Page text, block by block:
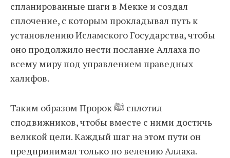
спланированные шаги в Мекке и создал
сплочение, с которым прокладывал путь к
установлению Исламского Государства, чтобы
оно продолжило нести послание Аллаха по
всему миру под управлением праведных
халифов.
Таким образом Пророк ﷺ сплотил
сподвижников, чтобы вместе с ними достичь
великой цели. Каждый шаг на этом пути он
предпринимал только по велению Аллаха.